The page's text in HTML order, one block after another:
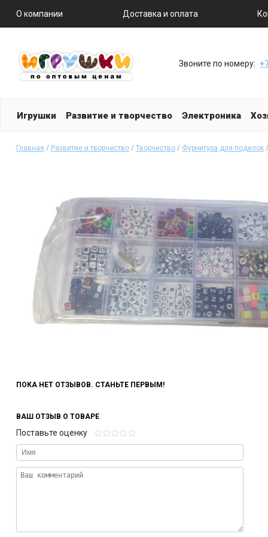
О компании Доставка и оплата
Звоните по номеру:
Игрушки Развитие и творчество Электроника
Главная / Развитие и творчество/ Творчество/ Фурнитура для поделок/
ПОКА НЕТ ОТЗЫВОВ. СТАНЬТЕ ПЕРВЫМ!
ВАШ ОТЗЫВ О ТОВАРЕ
Поставьте оценку